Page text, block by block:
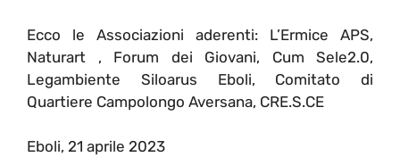
Ecco le Associazioni aderenti: L’Ermice APS,
Naturart , Forum dei Giovani, Cum Sele2.0,
Legambiente Siloarus Eboli, Comitato di
Quartiere Campolongo Aversana, CRE.S.CE
Eboli, 21 aprile 2023